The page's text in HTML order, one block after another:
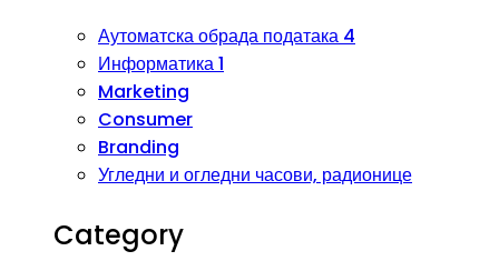
Аутоматска обрада података 4
Информатика 1
Marketing
Consumer
Branding
Угледни и огледни часови, радионице
Category